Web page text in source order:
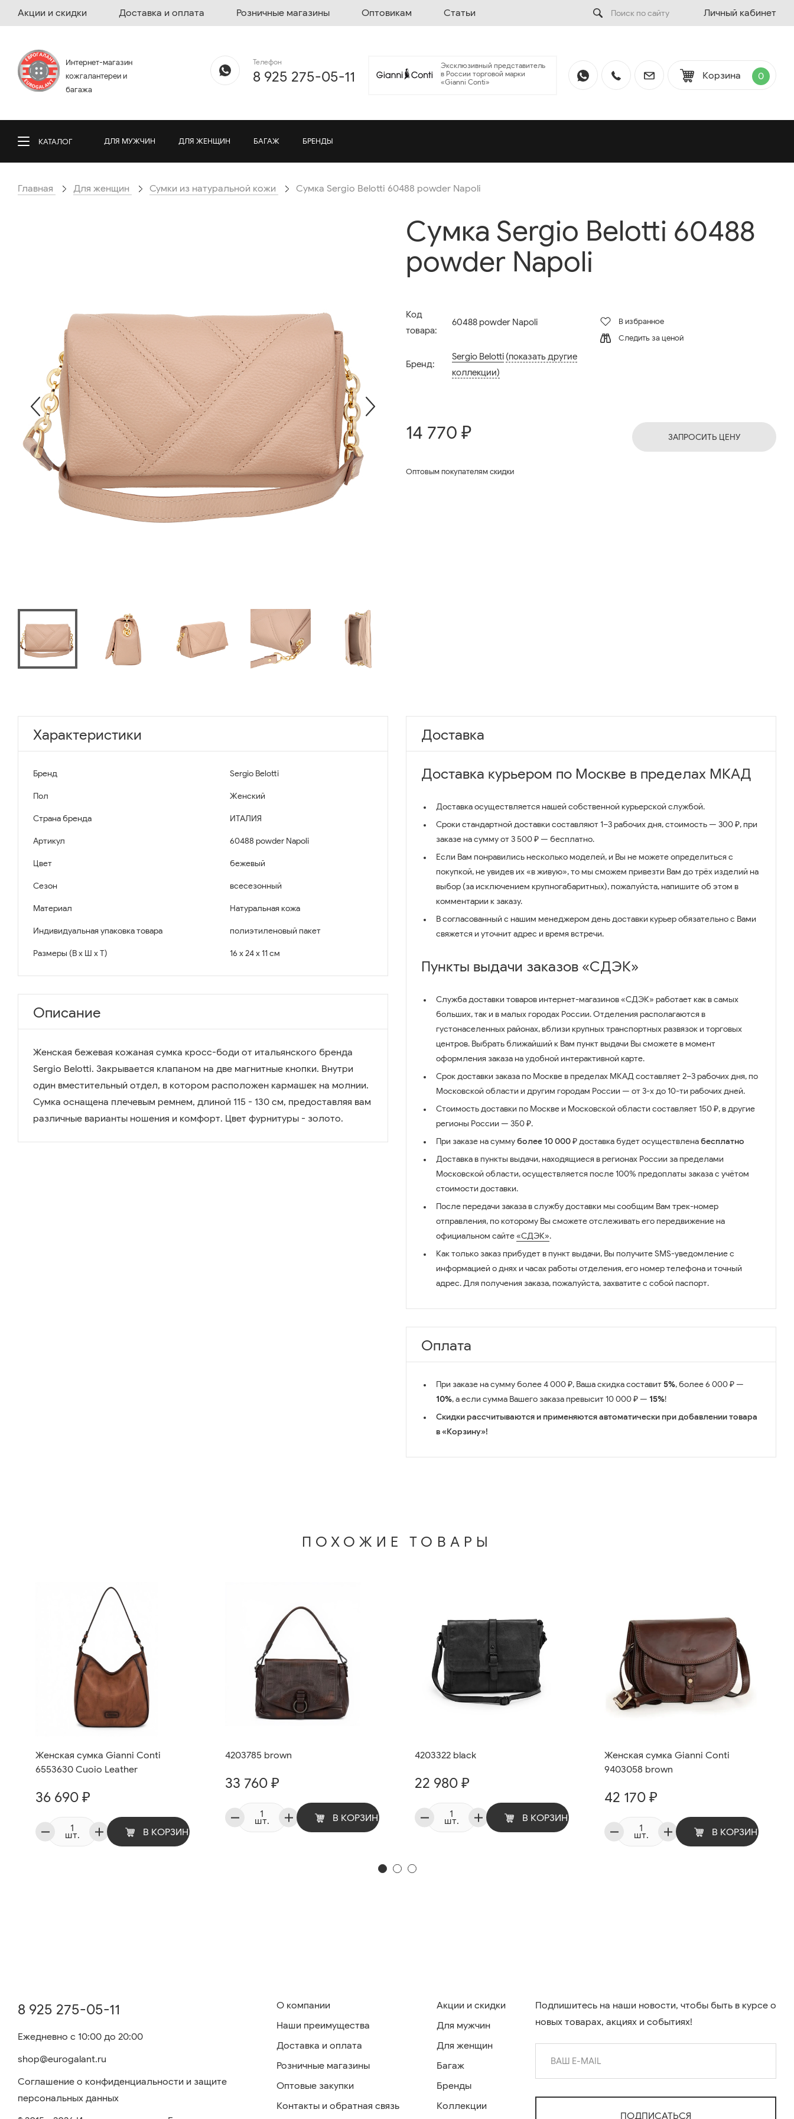
Акции и скидки Доставка и оплата Розничные магазины Оптовикам Статьи Личный кабинет
Интернет-магазин
кожгалантереи и
багажа
Телефон
8 925 275-05-11
Эксклюзивный представитель
в России торговой марки
«Gianni Conti»
Корзина 0
КАТАЛОГ ДЛЯ МУЖЧИН ДЛЯ ЖЕНЩИН БАГАЖ БРЕНДЫ
Главная Для женщин Сумки из натуральной кожи Cумка Sergio Belotti 60488 powder Napoli
Cумка Sergio Belotti 60488
powder Napoli
Код
товара:
60488 powder Napoli
Бренд:
Sergio Belotti (показать другие
коллекции)
В избранное
Следить за ценой
14 770 ₽
Оптовым покупателям скидки
ЗАПРОСИТЬ ЦЕНУ
Характеристики
Бренд Sergio Belotti
Пол Женский
Страна бренда ИТАЛИЯ
Артикул 60488 powder Napoli
Цвет бежевый
Сезон всесезонный
Материал Натуральная кожа
Индивидуальная упаковка товара полиэтиленовый пакет
Размеры (В x Ш x Т) 16 x 24 x 11 см
Описание
Женская бежевая кожаная сумка кросс-боди от итальянского бренда
Sergio Belotti. Закрывается клапаном на две магнитные кнопки. Внутри
один вместительный отдел, в котором расположен кармашек на молнии.
Сумка оснащена плечевым ремнем, длиной 115 - 130 см, предоставляя вам
различные варианты ношения и комфорт. Цвет фурнитуры - золото.
Доставка
Доставка курьером по Москве в пределах МКАД
Доставка осуществляется нашей собственной курьерской службой.
Сроки стандартной доставки составляют 1–3 рабочих дня, стоимость — 300 ₽, при
заказе на сумму от 3 500 ₽ — бесплатно.
Если Вам понравились несколько моделей, и Вы не можете определиться с
покупкой, не увидев их «в живую», то мы сможем привезти Вам до трёх изделий на
выбор (за исключением крупногабаритных), пожалуйста, напишите об этом в
комментарии к заказу.
В согласованный с нашим менеджером день доставки курьер обязательно с Вами
свяжется и уточнит адрес и время встречи.
Пункты выдачи заказов «СДЭК»
Служба доставки товаров интернет-магазинов «СДЭК» работает как в самых
больших, так и в малых городах России. Отделения располагаются в
густонаселенных районах, вблизи крупных транспортных развязок и торговых
центров. Выбрать ближайший к Вам пункт выдачи Вы сможете в момент
оформления заказа на удобной интерактивной карте.
Срок доставки заказа по Москве в пределах МКАД составляет 2–3 рабочих дня, по
Московской области и другим городам России — от 3-х до 10-ти рабочих дней.
Стоимость доставки по Москве и Московской области составляет 150 ₽, в другие
регионы России — 350 ₽.
При заказе на суммуболее 10 000 ₽доставка будет осуществленабесплатно
Доставка в пункты выдачи, находящиеся в регионах России за пределами
Московской области, осуществляется после 100% предоплаты заказа с учётом
стоимости доставки.
После передачи заказа в службу доставки мы сообщим Вам трек-номер
отправления, по которому Вы сможете отслеживать его передвижение на
официальном сайте«СДЭК».
Как только заказ прибудет в пункт выдачи, Вы получите SMS-уведомление с
информацией о днях и часах работы отделения, его номер телефона и точный
адрес. Для получения заказа, пожалуйста, захватите с собой паспорт.
Оплата
При заказе на сумму более 4 000 ₽, Ваша скидка составит5%, более 6 000 ₽ —
10%, а если сумма Вашего заказа превысит 10 000 ₽ — 15%!
Скидки рассчитываются и применяются автоматически при добавлении товара
в «Корзину»!
ПОХОЖИЕ ТОВАРЫ
Женская сумка Gianni Conti
6553630 Cuoio Leather
36 690 ₽
шт. В КОРЗИНУ
4203785 brown
33 760 ₽
шт. В КОРЗИНУ
4203322 black
22 980 ₽
шт. В КОРЗИНУ
Женская сумка Gianni Conti
9403058 brown
42 170 ₽
шт. В КОРЗИНУ
8 925 275-05-11
Ежедневно с 10:00 до 20:00
shop@eurogalant.ru
Соглашение о конфиденциальности и защите
персональных данных
О компании
Наши преимущества
Доставка и оплата
Розничные магазины
Оптовые закупки
Контакты и обратная связь
Акции и скидки
Для мужчин
Для женщин
Багаж
Бренды
Коллекции
Подпишитесь на наши новости, чтобы быть в курсе о
новых товарах, акциях и событиях!